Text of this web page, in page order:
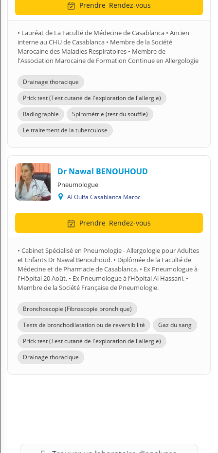
Prendre Rendez-vous
• Lauréat de La Faculté de Médecine de Casablanca • Ancien
interne au CHU de Casablanca • Membre de la Société
Marocaine des Maladies Respiratoires • Membre de
l'Association Marocaine de Formation Continue en Allergologie
Drainage thoracique
Prick test (Test cutané de l'exploration de l'allergie)
Radiographie
Spirométrie (test du souffle)
Le traitement de la tuberculose
Dr Nawal BENOUHOUD
Pneumologue
Al Oulfa Casablanca Maroc
Prendre Rendez-vous
• Cabinet Spécialisé en Pneumologie - Allergologie pour Adultes
et Enfants Dr Nawal Benouhoud. • Diplômée de la Faculté de
Médecine et de Pharmacie de Casablanca. • Ex Pneumologue à
l'Hôpital 20 Août. • Ex Pneumologue à l’Hôpital Al Hassani. •
Membre de la Société Française de Pneumologie.
Bronchoscopie (Fibroscopie bronchique)
Tests de bronchodilatation ou de reversibilité
Gaz du sang
Prick test (Test cutané de l'exploration de l'allergie)
Drainage thoracique